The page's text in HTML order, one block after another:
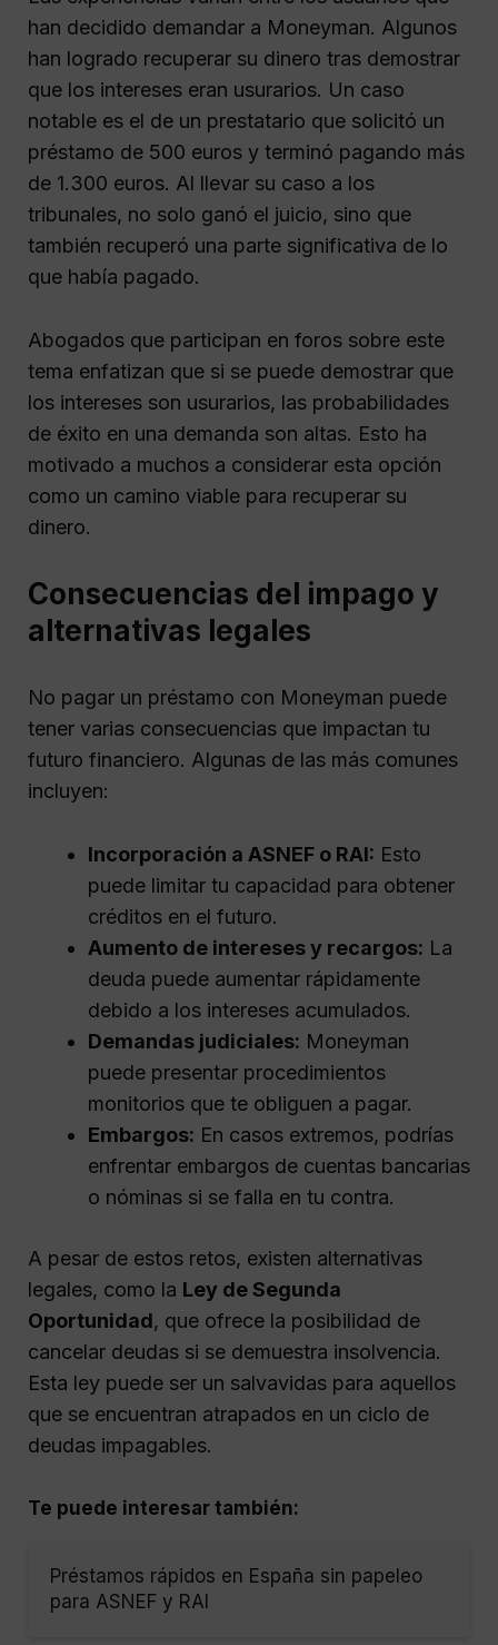
han decidido demandar a Moneyman. Algunos
han logrado recuperar su dinero tras demostrar
que los intereses eran usurarios. Un caso
notable es el de un prestatario que solicitó un
préstamo de 500 euros y terminó pagando más
de 1.300 euros. Al llevar su caso a los
tribunales, no solo ganó el juicio, sino que
también recuperó una parte significativa de lo
que había pagado.
Abogados que participan en foros sobre este
tema enfatizan que si se puede demostrar que
los intereses son usurarios, las probabilidades
de éxito en una demanda son altas. Esto ha
motivado a muchos a considerar esta opción
como un camino viable para recuperar su
dinero.
Consecuencias del impago y
alternativas legales
No pagar un préstamo con Moneyman puede
tener varias consecuencias que impactan tu
futuro financiero. Algunas de las más comunes
incluyen:
Incorporación a ASNEF o RAI: Esto
puede limitar tu capacidad para obtener
créditos en el futuro.
Aumento de intereses y recargos: La
deuda puede aumentar rápidamente
debido a los intereses acumulados.
Demandas judiciales: Moneyman
puede presentar procedimientos
monitorios que te obliguen a pagar.
Embargos: En casos extremos, podrías
enfrentar embargos de cuentas bancarias
o nóminas si se falla en tu contra.
A pesar de estos retos, existen alternativas
legales, como la Ley de Segunda
Oportunidad, que ofrece la posibilidad de
cancelar deudas si se demuestra insolvencia.
Esta ley puede ser un salvavidas para aquellos
que se encuentran atrapados en un ciclo de
deudas impagables.
Te puede interesar también:
Préstamos rápidos en España sin papeleo
para ASNEF y RAI